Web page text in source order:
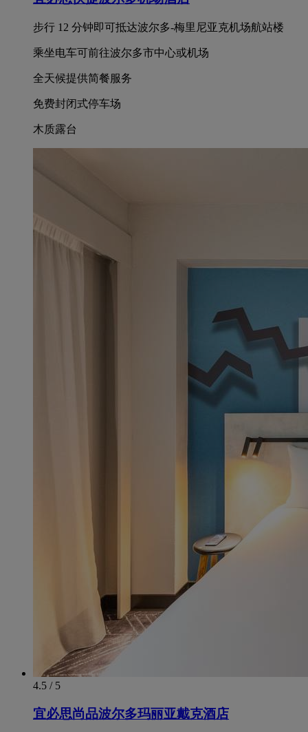
步行 12 分钟即可抵达波尔多-梅里尼亚克机场航站楼
乘坐电车可前往波尔多市中心或机场
全天候提供简餐服务
免费封闭式停车场
木质露台
4.5 / 5
宜必思尚品波尔多玛丽亚戴克酒店